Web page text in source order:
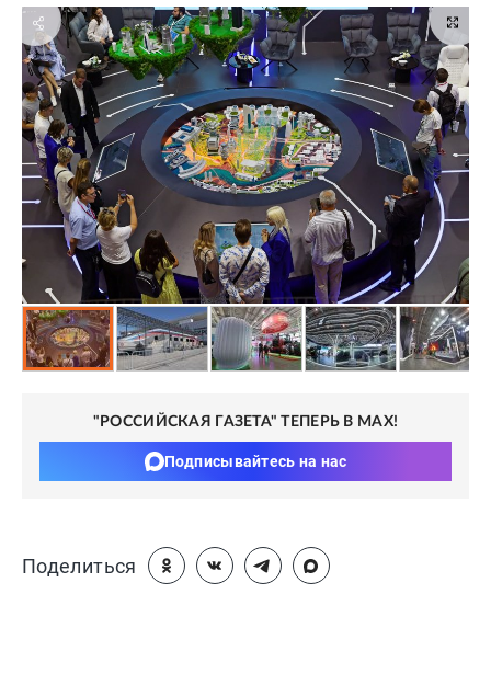
"РОССИЙСКАЯ ГАЗЕТА" ТЕПЕРЬ В MAX!
Подписывайтесь на нас
Поделиться